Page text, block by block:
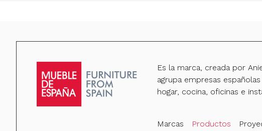
Es la marca, creada por
agrupa empresas
hogar, cocina, oficinas e
Marcas Productos